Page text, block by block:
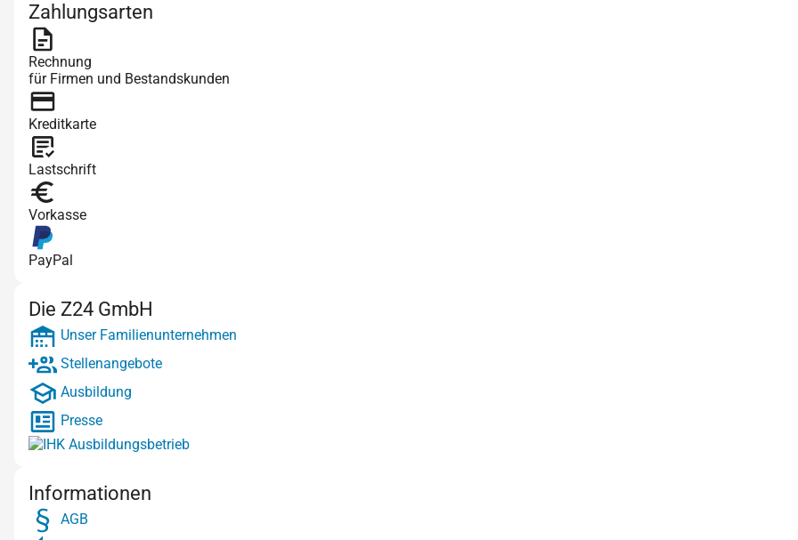
Zahlungsarten
Rechnung
für Firmen und Bestandskunden
Kreditkarte
Lastschrift
Vorkasse
PayPal
Die Z24 GmbH
Unser Familienunternehmen
Stellenangebote
Ausbildung
Presse
Informationen
AGB